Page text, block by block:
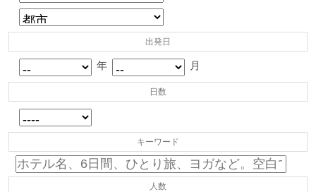
出発日
年 月
日数
キーワード
人数